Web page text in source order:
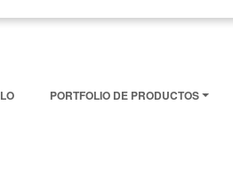
PORTFOLIO DE PRODUCTOS